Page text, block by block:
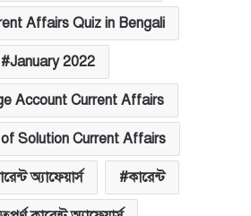
Affairs Quiz in Bengali
January 2022
Account Current Affairs
Solution Current Affairs
অ্যাফেয়ার্স কারেন্ট